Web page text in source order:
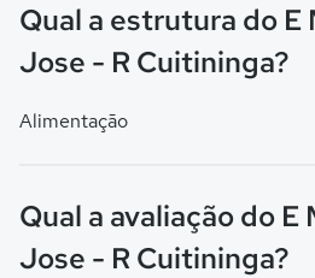
Qual a estrutura do E
Jose - R Cuitininga?
Alimentação
Qual a avaliação do E
Jose - R Cuitininga?